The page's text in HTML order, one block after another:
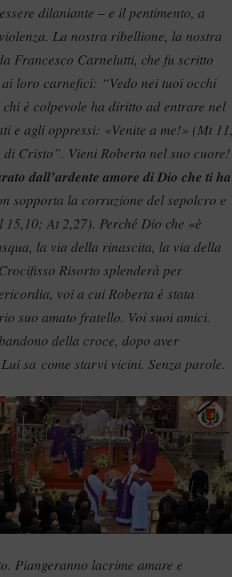
dilaniante – e il pentimento, a
La nostra ribellione, la nostra
Francesco Carnelutti, che fu scritto
loro carnefici: “Vedo nei tuoi occhi
è colpevole ha diritto ad entrare nel
e agli oppressi: «Venite a me!» (Mt 11,
Cristo”. Vieni Roberta nel suo cuore!
dall’ardente amore di Dio che ti ha
sopporta la corruzione del sepolcro e
At 2,27). Perché Dio che «è
la via della rinascita, la via della
Risorto splenderà per
voi a cui Roberta è stata
suo amato fratello. Voi suoi amici.
della croce, dopo aver
sa come starvi vicini. Senza parole.
Piangeranno lacrime amare e